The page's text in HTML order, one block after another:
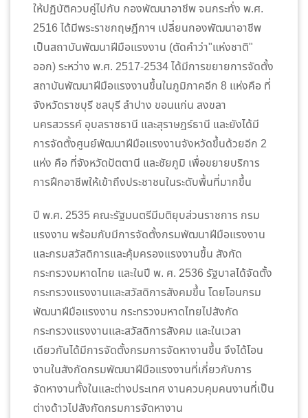
ให้ปฏิบัติควบคู่ไปกับ กองพัฒนาอาชีพ จนกระทั่ง พ.ศ.
2516 ได้มีพระราชกฤษฎีกาฯ เปลี่ยนกองพัฒนาอาชีพ
เป็นสถาบันพัฒนาฝีมือแรงงาน (ตัดคำว่า"แห่งชาติ"
ออก) ระหว่าง พ.ศ. 2517-2534 ได้มีการขยายการจัดตั้ง
สถาบันพัฒนาฝีมือแรงงานขึ้นในภูมิภาคอีก 8 แห่งคือ ที่
จังหวัดราชบุรี ชลบุรี ลำปาง ขอนแก่น สงขลา
นครสวรรค์ อุบลราชธานี และสุราษฎร์ธานี และยังได้มี
การจัดตั้งศูนย์พัฒนาฝีมือแรงงานจังหวัดขึ้นด้วยอีก 2
แห่ง คือ ที่จังหวัดปัตตานี และชัยภูมิ เพื่อขยายบริการ
การฝึกอาชีพให้เข้าถึงประชาชนในระดับพื้นที่มากขึ้น
ปี พ.ศ. 2535 คณะรัฐมนตรีมีมติยุบส่วนราชการ กรม
แรงงาน พร้อมกับมีการจัดตั้งกรมพัฒนาฝีมือแรงงาน
และกรมสวัสดิการและคุ้มครองแรงงานขึ้น สังกัด
กระทรวงมหาดไทย และในปี พ. ศ. 2536 รัฐบาลได้จัดตั้ง
กระทรวงแรงงานและสวัสดิการสังคมขึ้น โดยโอนกรม
พัฒนาฝีมือแรงงาน กระทรวงมหาดไทยไปสังกัด
กระทรวงแรงงานและสวัสดิการสังคม และในเวลา
เดียวกันได้มีการจัดตั้งกรมการจัดหางานขึ้น จึงได้โอน
งานในสังกัดกรมพัฒนาฝีมือแรงงานที่เกี่ยวกับการ
จัดหางานทั้งในและต่างประเทศ งานควบคุมคนงานที่เป็น
ต่างด้าวไปสังกัดกรมการจัดหางาน